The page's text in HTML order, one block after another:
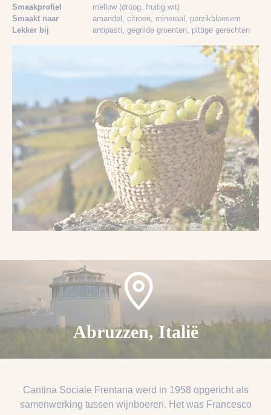
Smaakprofiel
mellow (droog, fruitig wit)
Smaakt naar
amandel , citroen , mineraal
, perzikbloesem
Lekker bij
antipasti , gegrilde groenten , pittige gerechten
Abruzzen, Italië
Cantina Sociale Frentana werd in 1958 opgericht als
samenwerking tussen wijnboeren. Het was Francesco